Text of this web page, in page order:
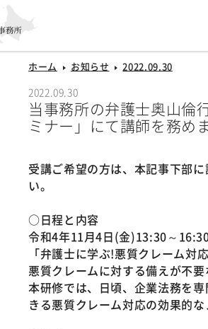
ホーム お知らせ 2022.09.30
2022.09.30
当事務所の弁護士奥山倫
ミナー」にて講師を務めま
受講ご希望の方は、本記事下部
い。
○日程と内容
令和4年11月4日(金)13:30～
「弁護士に学ぶ!悪質クレーム対
悪質クレームに対する備えが不要
本研修では、日頃、企業法務を
きる悪質クレーム対応の効果的